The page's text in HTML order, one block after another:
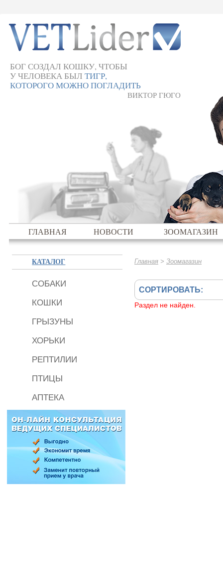
БОГ СОЗДАЛ КОШКУ, ЧТОБЫ
У ЧЕЛОВЕКА БЫЛТИГР,
КОТОРОГО МОЖНО ПОГЛАДИТЬ
ВИКТОР ГЮГО
ГЛАВНАЯ НОВОСТИ ЗООМАГАЗИН
Главная> Зоомагазин
СОРТИРОВАТЬ:
Раздел не найден.
КАТАЛОГ
СОБАКИ
КОШКИ
ГРЫЗУНЫ
ХОРЬКИ
РЕПТИЛИИ
ПТИЦЫ
АПТЕКА